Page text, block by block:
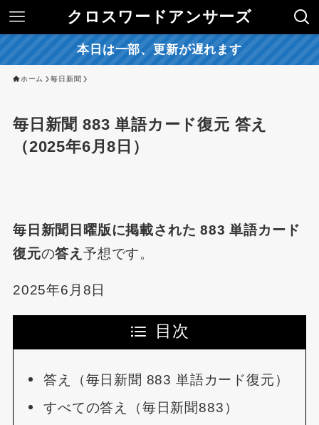
クロスワードアンサーズ
本日は一部、更新が遅れます
ホーム 毎日新聞
毎日新聞 883 単語カード復元 答え
（2025年6月8日）
毎日新聞日曜版に掲載された 883 単語カード
復元の答え 予想です。
2025年6月8日
目次
答え（毎日新聞 883 単語カード復元）
すべての答え（毎日新聞883）